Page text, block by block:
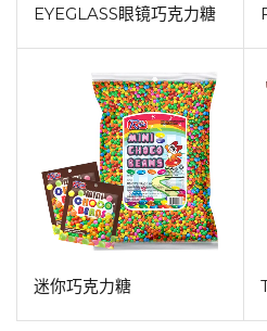
EYEGLASS眼镜巧克力糖
迷你巧克力糖